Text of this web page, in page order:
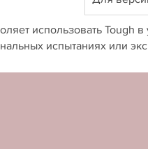
использовать Tough
испытаниях или